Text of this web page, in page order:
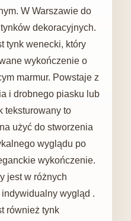
W Warszawie do
dekoracyjnych.
tynk wenecki, który
wykończenie o
marmur. Powstaje z
i drobnego piasku lub
teksturowany to
użyć do stworzenia
wyglądu po
wykończenie.
jest w różnych
wygląd .
również tynk